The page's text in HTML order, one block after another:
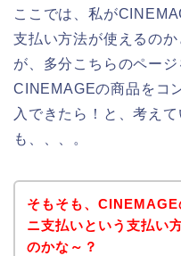
ここでは、私が
支払い方法が使えるの
が、多分こちらのページ
CINEMAGEの商品をコ
入できたら！と、考え
も、、、。
そもそも、
ニ支払いという支払い
のかな～？